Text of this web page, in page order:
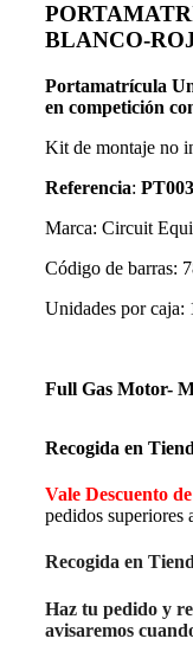
BLANCO-
Portamatrícula
en competición
Kit de montaje no
Referencia:
Marca: Circuit
Código de barras:
Unidades por caja:
Full Gas Motor-
Recogida en
Vale Descuento
pedidos superiores
Recogida en
Haz tu pedido y
avisaremos